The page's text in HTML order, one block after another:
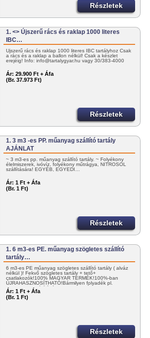
Részletek
1. <> Újszerű rács és raklap 1000 literes
IBC…
Újszerű rács és raklap 1000 literes IBC tartályhoz Csak
a rács és a raklap a ballon nélkül! Csak a készlet
erejéig! Info: info@tartalygyar.hu vagy 30/383-4000
Ár: 29.900 Ft + Áfa
(Br. 37.973 Ft)
Részletek
1. 3 m3 -es PP. műanyag szállító tartály
AJÁNLAT
~ 3 m3-es pp. műanyag szállító tartály. ~ Folyékony
élelmiszerek, ivóvíz, folyékony műtrágya, NITROSOL
szállítására! EGYÉB, EGYEDI…
Ár: 1 Ft + Áfa
(Br. 1 Ft)
Részletek
1. 6 m3-es PE. műanyag szögletes szállító
tartály…
6 m3-es PE műanyag szögletes szállító tartály ( alváz
nélkül )! Fekvő szögletes tartály + tető+
csatlakozók!100% MAGYAR TERMÉK!100%-ban
ÚJRAHASZNOSÍTHATÓ!Bármilyen folyadék pl.
NITROSOL szállítására! KEDVEZMÉNYES…
Ár: 1 Ft + Áfa
(Br. 1 Ft)
Részletek